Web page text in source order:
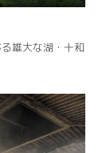
雄大な湖・十和